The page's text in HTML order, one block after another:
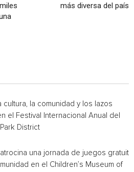
más diversa del país
cultura, la comunidad y los lazos
el Festival Internacional Anual del
District
una jornada de juegos gratuita
en el Children’s Museum of